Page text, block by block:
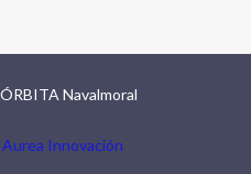
Navalmoral
Aurea Innovación